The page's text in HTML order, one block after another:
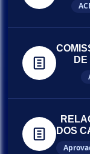
DOS